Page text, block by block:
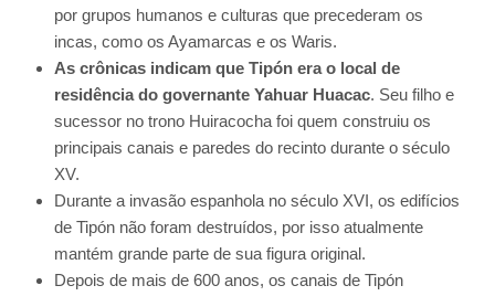
por grupos humanos e culturas que precederam os
incas, como os Ayamarcas e os Waris.
As crônicas indicam que Tipón era o local de
residência do governante Yahuar Huacac. Seu filho e
sucessor no trono Huiracocha foi quem construiu os
principais canais e paredes do recinto durante o século
XV.
Durante a invasão espanhola no século XVI, os edifícios
de Tipón não foram destruídos, por isso atualmente
mantém grande parte de sua figura original.
Depois de mais de 600 anos, os canais de Tipón